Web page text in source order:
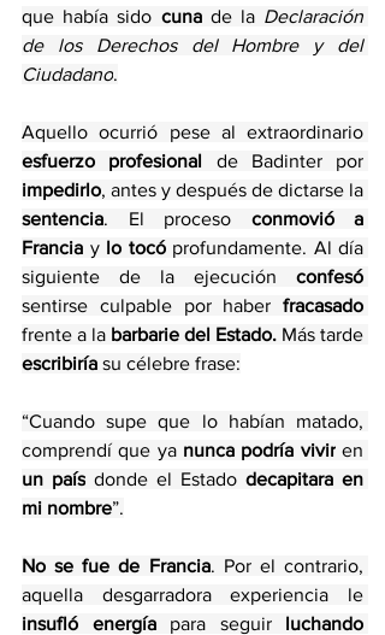
que había sido cuna de la Declaración
de los Derechos del Hombre y del
Ciudadano.
Aquello ocurrió pese al extraordinario
esfuerzo profesional
impedirlo
sentencia. El proceso conmovió a
Francia y lo tocó profundamente. Al día
siguiente de la ejecución
sentirse culpable por haber
frente a la barbarie del Estado.
escribiría su célebre frase:
“Cuando supe que lo habían matado,
comprendí que ya nunca podría vivir
un país donde el Estado decapitara en
mi nombre”.
No se fue de Francia. Por el contrario,
insufló energía para seguir luchando